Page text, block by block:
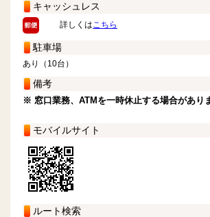
キャッシュレス
詳しくはこちら
駐車場
あり（10台）
備考
※ 窓口業務、ATMを一時休止する場合があり
モバイルサイト
ルート検索